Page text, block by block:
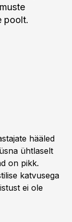
poolt.
hääled
ühtlaselt
on pikk.
katvusega
ei ole